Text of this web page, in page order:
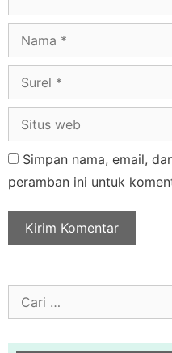
Simpan nama, email,
peramban ini untuk